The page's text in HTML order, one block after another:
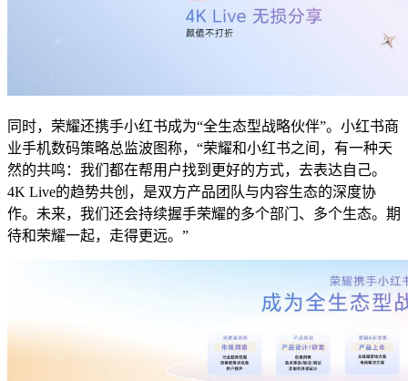
同时，荣耀还携手小红书成为“全生态型战略伙伴”。小红书商
业手机数码策略总监波图称，“荣耀和小红书之间，有一种天
然的共鸣：我们都在帮用户找到更好的方式，去表达自己。
4K Live的趋势共创，是双方产品团队与内容生态的深度协
作。未来，我们还会持续握手荣耀的多个部门、多个生态。期
待和荣耀一起，走得更远。”